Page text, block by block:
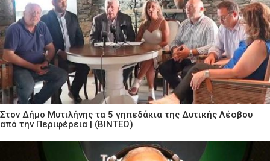
Στον Δήμο Μυτιλήνης τα 5 γηπεδάκια της Δυτικής Λέσβου
από την Περιφέρεια | (ΒΙΝΤΕΟ)